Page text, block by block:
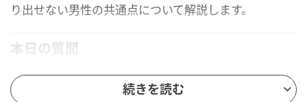
り出せない男性の共通点について解説します。
本日の質問
続きを読む